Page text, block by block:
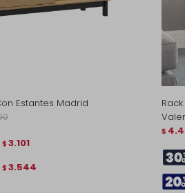
Estantes Madrid
$ 3.101
$ 3.544
$